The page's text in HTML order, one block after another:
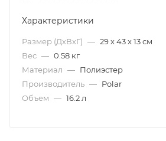
Характеристики
Размер (ДхВхГ) — 29 х 43 х 13 см
Вес — 0.58 кг
Материал — Полиэстер
Производитель — Polar
Объем — 16.2 л